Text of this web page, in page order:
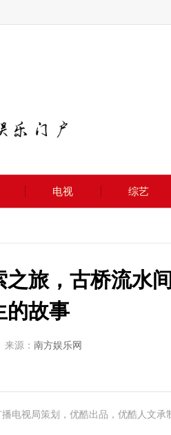
电视 综艺
旅，古桥流水
的故事
来源： 南方娱乐网
电视局策划，优酷出品，优酷人文承